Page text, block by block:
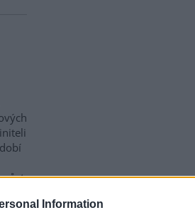
Information
růst